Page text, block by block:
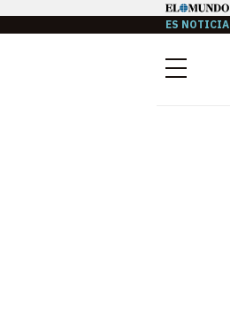
ES NOTICIA
Menú